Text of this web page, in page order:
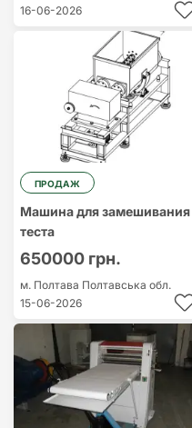
16-06-2026
ПРОДАЖ
Машина для замешивания
теста
650000 грн.
м. Полтава Полтавська обл.
15-06-2026